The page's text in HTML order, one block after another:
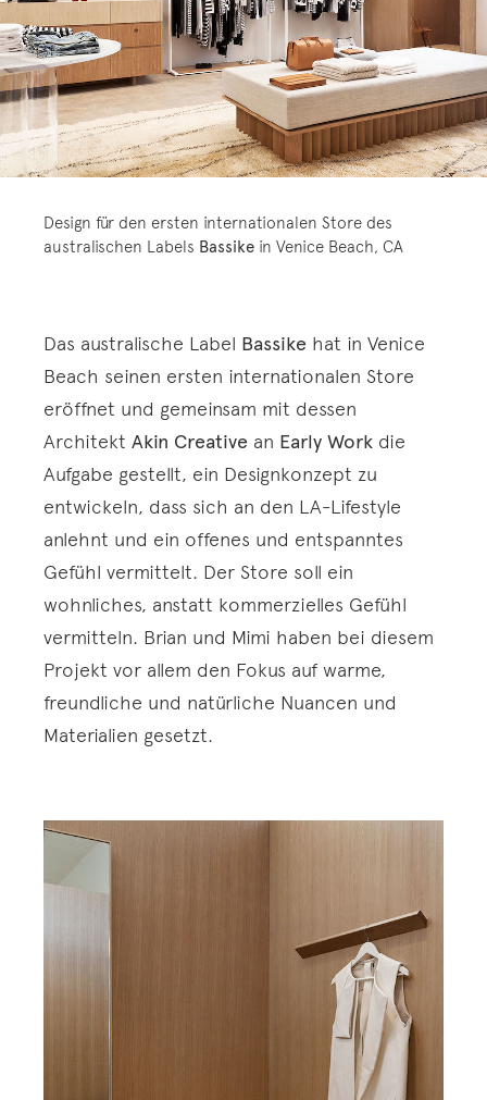
Design für den ersten internationalen Store des
australischen Labels Bassike in Venice Beach, CA
Das australische Label Bassike hat in Venice
Beach seinen ersten internationalen Store
eröffnet und gemeinsam mit dessen
Architekt Akin Creative an Early Work die
Aufgabe gestellt, ein Designkonzept zu
entwickeln, dass sich an den LA-Lifestyle
anlehnt und ein offenes und entspanntes
Gefühl vermittelt. Der Store soll ein
wohnliches, anstatt kommerzielles Gefühl
vermitteln. Brian und Mimi haben bei diesem
Projekt vor allem den Fokus auf warme,
freundliche und natürliche Nuancen und
Materialien gesetzt.